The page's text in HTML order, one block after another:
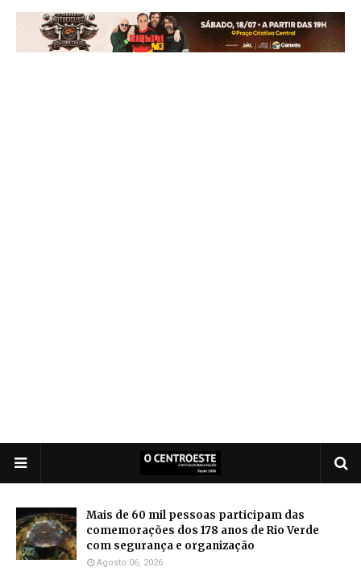
Mais de 60 mil pessoas participam das
comemorações dos 178 anos de Rio Verde
com segurança e organização
Agosto 06, 2026